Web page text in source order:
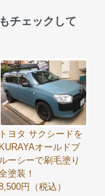
チェックして
トヨタ サクシードを
KURAYAオールドブ
ルーシーで刷毛塗り
塗装！
円（税込）